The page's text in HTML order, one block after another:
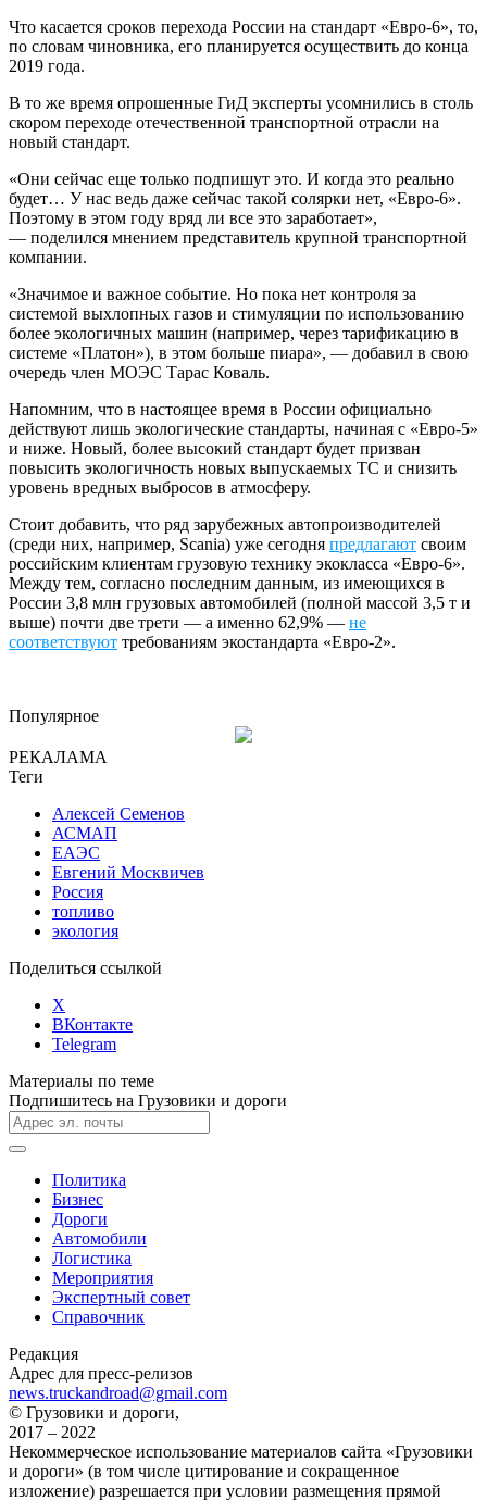
Что касается сроков перехода России на стандарт «Евро-6», то,
по словам чиновника, его планируется осуществить до конца
2019 года.
В то же время опрошенные ГиД эксперты усомнились в столь
скором переходе отечественной транспортной отрасли на
новый стандарт.
«Они сейчас еще только подпишут это. И когда это реально
будет… У нас ведь даже сейчас такой солярки нет, «Евро-6».
Поэтому в этом году вряд ли все это заработает»,
— поделился мнением представитель крупной транспортной
компании.
«Значимое и важное событие. Но пока нет контроля за
системой выхлопных газов и стимуляции по использованию
более экологичных машин (например, через тарификацию в
системе «Платон»), в этом больше пиара», — добавил в свою
очередь член МОЭС Тарас Коваль.
Напомним, что в настоящее время в России официально
действуют лишь экологические стандарты, начиная с «Евро-5»
и ниже. Новый, более высокий стандарт будет призван
повысить экологичность новых выпускаемых ТС и снизить
уровень вредных выбросов в атмосферу.
Стоит добавить, что ряд зарубежных автопроизводителей
(среди них, например, Scania) уже сегодня предлагают своим
российским клиентам грузовую технику экокласса «Евро-6».
Между тем, согласно последним данным, из имеющихся в
России 3,8 млн грузовых автомобилей (полной массой 3,5 т и
выше) почти две трети — а именно 62,9% — не
соответствуют требованиям экостандарта «Евро-2».
Популярное
РЕКАЛАМА
Теги
Алексей Семенов
АСМАП
ЕАЭС
Евгений Москвичев
Россия
топливо
экология
Поделиться ссылкой
X
ВКонтакте
Telegram
Материалы по теме
Подпишитесь на Грузовики и дороги
Политика
Бизнес
Дороги
Автомобили
Логистика
Мероприятия
Экспертный совет
Справочник
Редакция
Адрес для пресс-релизов
news.truckandroad@gmail.com
© Грузовики и дороги,
2017 – 2022
Некоммерческое использование материалов сайта «Грузовики
и дороги» (в том числе цитирование и сокращенное
изложение) разрешается при условии размещения прямой